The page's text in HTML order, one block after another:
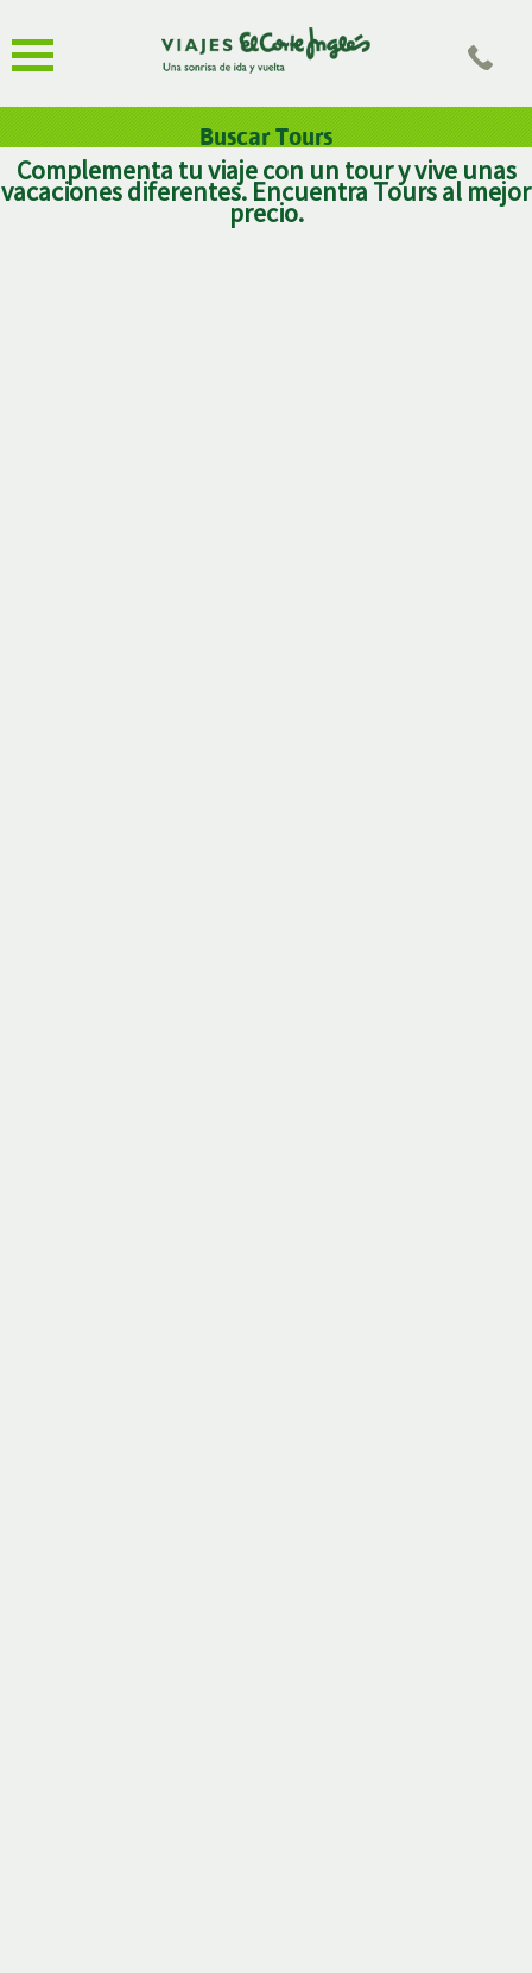
Buscar Tours
Complementa tu viaje con un tour y vive unas
vacaciones diferentes. Encuentra Tours al mejor
precio.